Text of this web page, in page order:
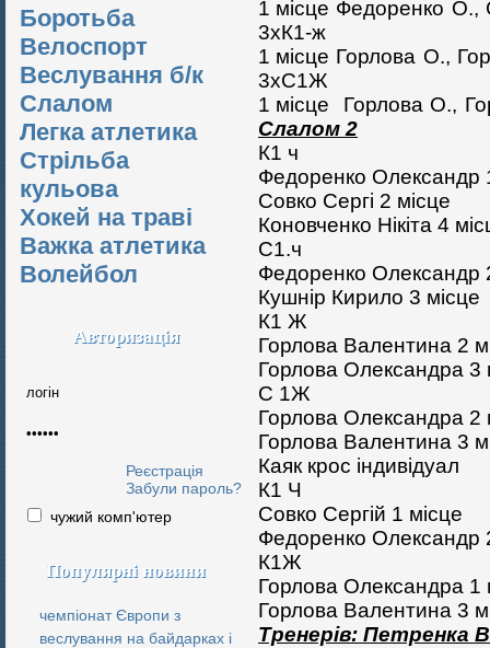
Боротьба
Велоспорт
Веслування б/к
Cлалом
Легка атлетика
Стрільба
кульова
Хокей на траві
Важка атлетика
Волейбол
Авторизація
Реєстрація
Забули пароль?
чужий комп'ютер
Популярні новини
чемпіонат Європи з
веслування на байдарках і
1 місце Федоренко О.,
3хК1-ж
1 місце Горлова О.,
3хС1Ж
1 місце Горлова О.,
Слалом 2
К1 ч
Федоренко Олександр
Совко Сергі 2 місце
Коновченко Нікіта 4
С1.ч
Фeдоренко Олександр
Кушнір Кирило 3 місце
К1 Ж
Горлова Валентина 2
Горлова Олександра 3
С 1Ж
Горлова Олександра 2
Горлова Валентина 3
Каяк крос індивідуал
К1 Ч
Совко Сергій 1 місце
Федоренко Олександр
К1Ж
Горлова Олександра 1
Горлова Валентина 3
Тренерів: Петренка